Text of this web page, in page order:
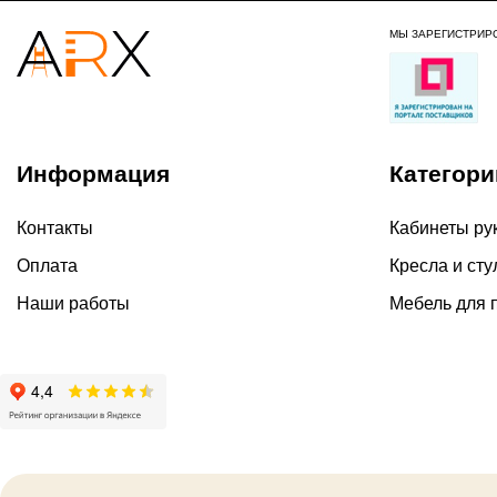
МЫ
Информация
Контакты
Оплата
Наши работы
Кабинеты
Кресла и
Мебель для